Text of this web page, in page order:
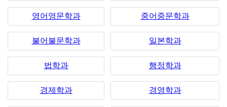
영어영문학과 중어중문학과
불어불문학과 일본학과
법학과 행정학과
경제학과 경영학과